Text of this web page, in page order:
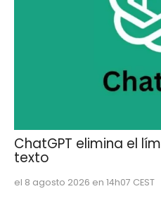
ChatGPT elimina el
texto
el 8 agosto 2026 en 14h07 CEST